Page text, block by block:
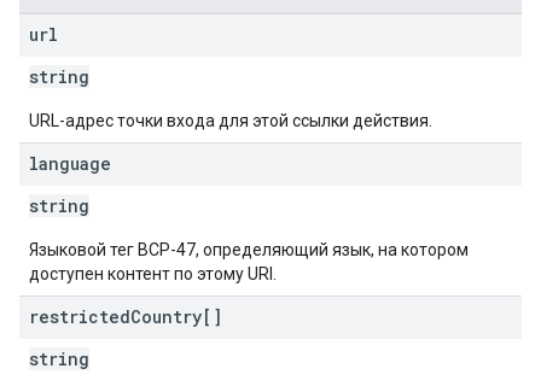
url
string
URL-адрес точки входа для этой ссылки действия.
language
string
Языковой тег BCP-47, определяющий язык, на котором
доступен контент по этому URI.
restrictedCountry[]
string